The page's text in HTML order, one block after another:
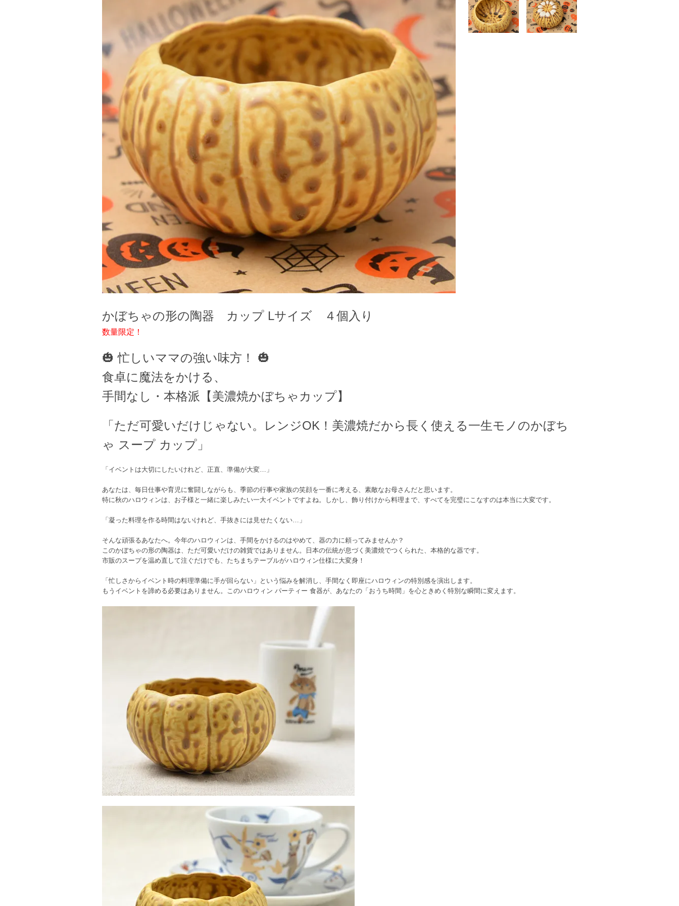
かぼちゃの形の陶器 カップ Lサイズ ４個入り
数量限定！
🎃 忙しいママの強い味方！ 🎃
食卓に魔法をかける、
手間なし・本格派【美濃焼かぼちゃカップ】
「ただ可愛いだけじゃない。レンジOK！美濃焼だから長く使える一生モノのかぼち
ゃ スープ カップ」
「イベントは大切にしたいけれど、正直、準備が大変…」
あなたは、毎日仕事や育児に奮闘しながらも、季節の行事や家族の笑顔を一番に考える、素敵なお母さんだと思います。
特に秋のハロウィンは、お子様と一緒に楽しみたい一大イベントですよね。しかし、飾り付けから料理まで、すべてを完璧にこなすのは本当に大変です。
「凝った料理を作る時間はないけれど、手抜きには見せたくない…」
そんな頑張るあなたへ。今年のハロウィンは、手間をかけるのはやめて、器の力に頼ってみませんか？
このかぼちゃの形の陶器は、ただ可愛いだけの雑貨ではありません。日本の伝統が息づく美濃焼でつくられた、本格的な器です。
市販のスープを温め直して注ぐだけでも、たちまちテーブルがハロウィン仕様に大変身！
「忙しさからイベント時の料理準備に手が回らない」という悩みを解消し、手間なく即座にハロウィンの特別感を演出します。
もうイベントを諦める必要はありません。このハロウィン パーティー 食器が、あなたの「おうち時間」を心ときめく特別な瞬間に変えます。